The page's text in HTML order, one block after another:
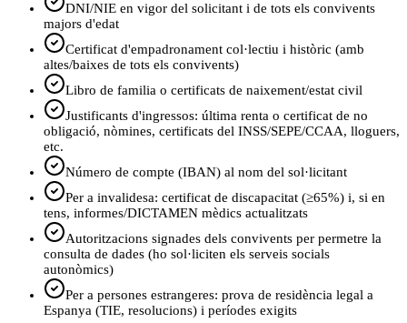
DNI/NIE en vigor del solicitant i de tots els convivents
majors d'edat
Certificat d'empadronament col·lectiu i històric (amb
altes/baixes de tots els convivents)
Libro de familia o certificats de naixement/estat civil
Justificants d'ingressos: última renta o certificat de no
obligació, nòmines, certificats del INSS/SEPE/CCAA, lloguers,
etc.
Número de compte (IBAN) al nom del sol·licitant
Per a invalidesa: certificat de discapacitat (≥65%) i, si en
tens, informes/DICTAMEN mèdics actualitzats
Autoritzacions signades dels convivents per permetre la
consulta de dades (ho sol·liciten els serveis socials
autonòmics)
Per a persones estrangeres: prova de residència legal a
Espanya (TIE, resolucions) i períodes exigits